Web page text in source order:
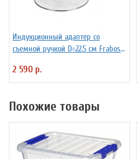
Индукционный адаптер со
съемной ручкой D=22.5 см Frabosk
2 590 р.
Похожие товары